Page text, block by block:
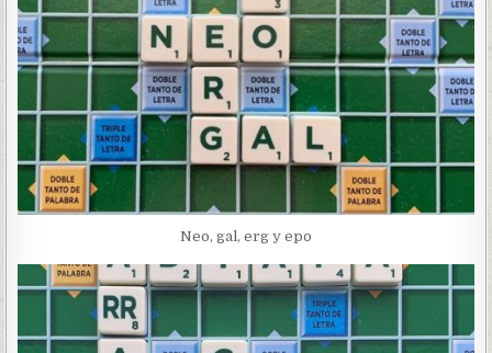
Neo, gal, erg y epo